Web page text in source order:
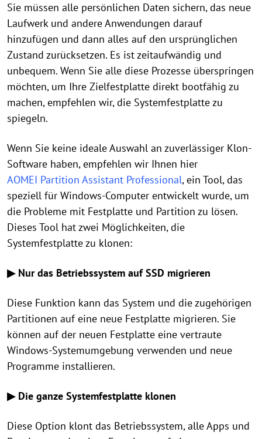
Sie müssen alle persönlichen Daten sichern, das neue
Laufwerk und andere Anwendungen darauf
hinzufügen und dann alles auf den ursprünglichen
Zustand zurücksetzen. Es ist zeitaufwändig und
unbequem. Wenn Sie alle diese Prozesse überspringen
möchten, um Ihre Zielfestplatte direkt bootfähig zu
machen, empfehlen wir, die Systemfestplatte zu
spiegeln.
Wenn Sie keine ideale Auswahl an zuverlässiger Klon-
Software haben, empfehlen wir Ihnen hier
AOMEI Partition Assistant Professional, ein Tool, das
speziell für Windows-Computer entwickelt wurde, um
die Probleme mit Festplatte und Partition zu lösen.
Dieses Tool hat zwei Möglichkeiten, die
Systemfestplatte zu klonen:
▶ Nur das Betriebssystem auf SSD migrieren
Diese Funktion kann das System und die zugehörigen
Partitionen auf eine neue Festplatte migrieren. Sie
können auf der neuen Festplatte eine vertraute
Windows-Systemumgebung verwenden und neue
Programme installieren.
▶ Die ganze Systemfestplatte klonen
Diese Option klont das Betriebssystem, alle Apps und